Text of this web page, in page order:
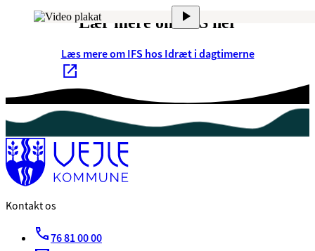
Lær mere om IFS her
Læs mere om IFS hos Idræt i dagtimerne
Kontakt os
76 81 00 00